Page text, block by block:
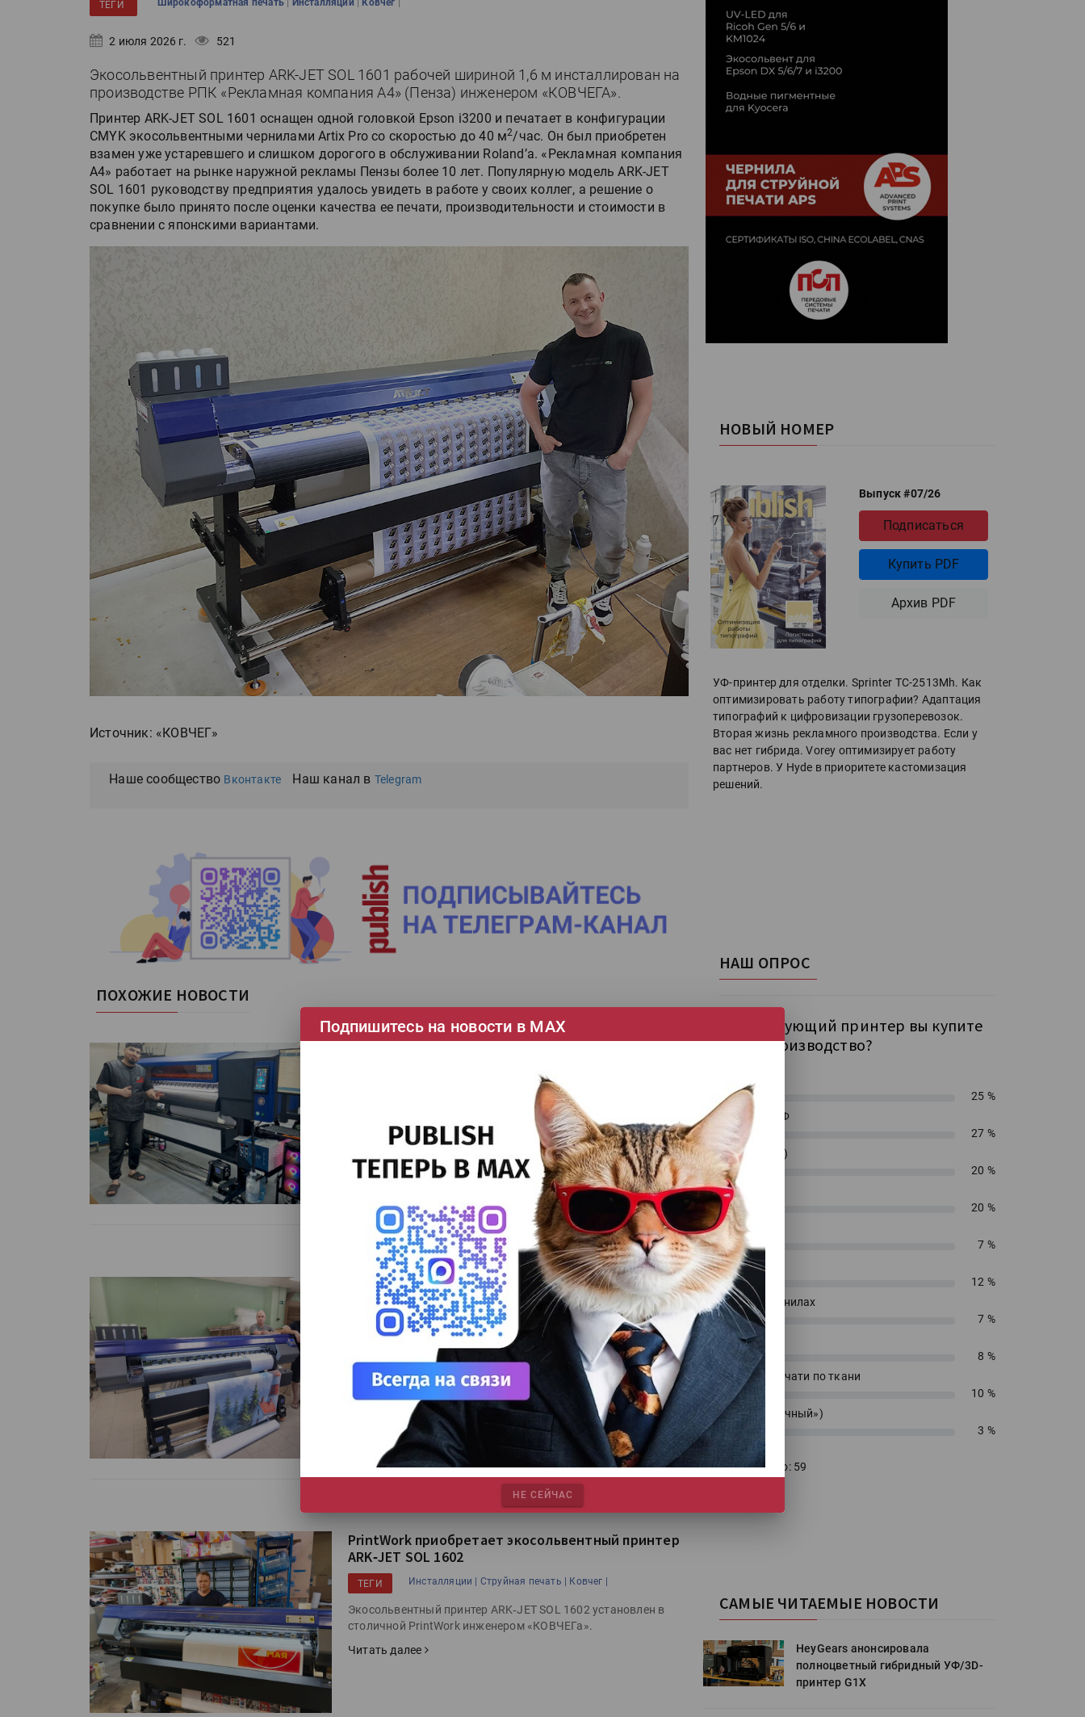
ТЕГИ Широкоформатная печать Инсталляции Ковчег
2 июля 2026 г. 521
Экосольвентный принтер ARK-JET SOL 1601 рабочей шириной 1,6 м инсталлирован на
производстве РПК «Рекламная компания А4» (Пенза) инженером «КОВЧЕГА».
Принтер ARK-JET SOL 1601 оснащен одной головкой Epson i3200 и печатает в конфигурации
CMYK экосольвентными чернилами Artix Pro со скоростью до 40 м2/час. Он был приобретен
взамен уже устаревшего и слишком дорогого в обслуживании Roland’а. «Рекламная компания
А4» работает на рынке наружной рекламы Пензы более 10 лет. Популярную модель ARK-JET
SOL 1601 руководству предприятия удалось увидеть в работе у своих коллег, а решение о
покупке было принято после оценки качества ее печати, производительности и стоимости в
сравнении с японскими вариантами.
Источник: «КОВЧЕГ»
Наше сообщество Вконтакте Наш канал в Telegram
ПОХОЖИЕ НОВОСТИ
УФ-принтеры | УФ-печать |
Рулонный УФ-принтер ARK-JET UV 1804 установлен в
столичной РПК m2PRINT инженером «КОВЧЕГа».
Читать далее
Экосольвентный принтер ARK-JET SOL 1602
установлен в компании PixSeller
ТЕГИ Инсталляции | Струйная печать | Ковчег |
Широкоформатный экосольвентный принтер ARK-JET SOL
1602 установлен в тверской компании PixSeller инженером
«КОВЧЕГа».
Читать далее
PrintWork приобретает экосольвентный принтер
ARK‑JET SOL 1602
ТЕГИ Инсталляции | Струйная печать | Ковчег |
Экосольвентный принтер ARK‑JET SOL 1602 установлен в
столичной PrintWork инженером «КОВЧЕГа».
Читать далее
НОВЫЙ НОМЕР
Выпуск #07/26
Подписаться
Купить PDF
Архив PDF
УФ-принтер для отделки. Sprinter ТС-2513Mh. Как
оптимизировать работу типографии? Адаптация
типографий к цифровизации грузоперевозок.
Вторая жизнь рекламного производства. Если у
вас нет гибрида. Vorey оптимизирует работу
партнеров. У Hyde в приоритете кастомизация
решений.
НАШ ОПРОС
Какой следующий принтер вы купите
себе на производство?
25 %
Сувенирный УФ
27 %
ДТФ (текстиль)
20%
20 %
УФ ДТФ
20%
20 %
Латекс
7%
7 %
Экосольвент
12%
12 %
На водных чернилах
7%
7 %
Сублимацию
8%
8 %
Для прямой печати по ткани
10%
10 %
ДТГ («футболочный»)
3% 3 %
Проголосовало: 59
САМЫЕ ЧИТАЕМЫЕ НОВОСТИ
HeyGears анонсировала
полноцветный гибридный УФ/3D-
принтер G1X
HeyGears анонсировала
полноцветный гибридный УФ/3D-
принтер G1X
Подпишитесь на новости в МАХ
НЕ СЕЙЧАС